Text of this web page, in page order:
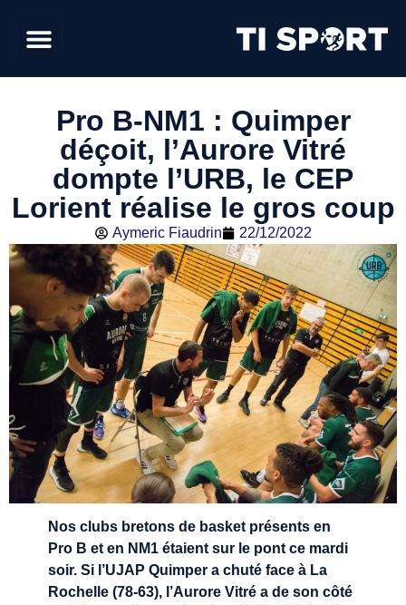
Pro B-NM1 : Quimper
déçoit, l’Aurore Vitré
dompte l’URB, le CEP
Lorient réalise le gros coup
Aymeric Fiaudrin 22/12/2022
Nos clubs bretons de basket présents en
Pro B et en NM1 étaient sur le pont ce mardi
soir. Si l’UJAP Quimper a chuté face à La
Rochelle (78-63), l’Aurore Vitré a de son côté